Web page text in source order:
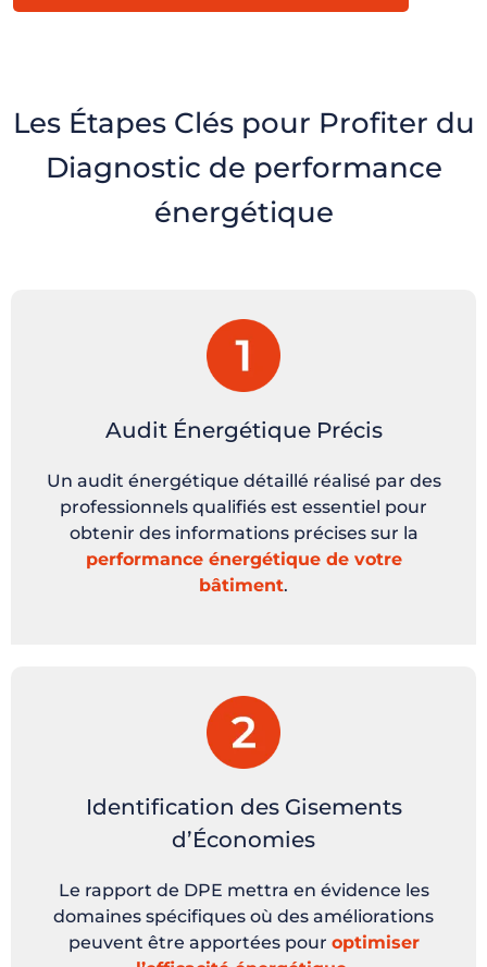
Les Étapes Clés pour Profiter du
Diagnostic de performance
énergétique
Audit Énergétique Précis
Un audit énergétique détaillé réalisé par des
professionnels qualifiés est essentiel pour
obtenir des informations précises sur la
performance énergétique de votre
bâtiment.
Identification des Gisements
d’Économies
Le rapport de DPE mettra en évidence les
domaines spécifiques où des améliorations
peuvent être apportées pour optimiser